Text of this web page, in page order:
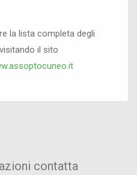
la lista completa degli
il sito
contatta